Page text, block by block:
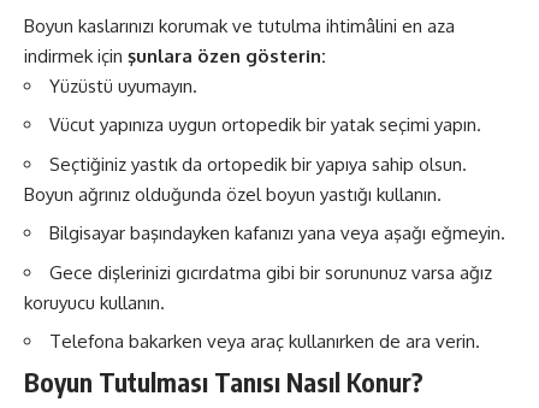
Boyun kaslarınızı korumak ve tutulma ihtimâlini en aza
indirmek için şunlara özen gösterin:
Yüzüstü uyumayın.
Vücut yapınıza uygun ortopedik bir yatak seçimi yapın.
Seçtiğiniz yastık da ortopedik bir yapıya sahip olsun.
Boyun ağrınız olduğunda özel boyun yastığı kullanın.
Bilgisayar başındayken kafanızı yana veya aşağı eğmeyin.
Gece dişlerinizi gıcırdatma gibi bir sorununuz varsa ağız
koruyucu kullanın.
Telefona bakarken veya araç kullanırken de ara verin.
Boyun Tutulması Tanısı Nasıl Konur?